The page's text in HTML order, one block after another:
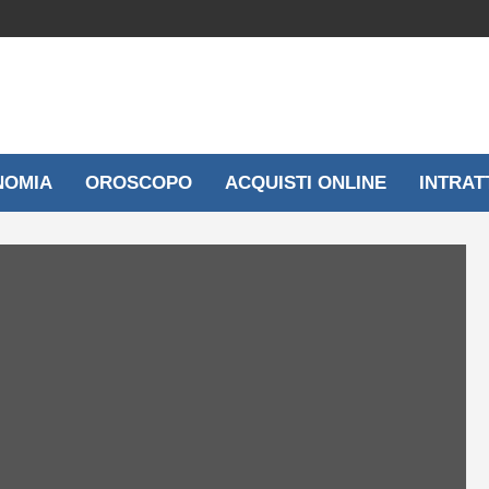
OROSCOPO ACQUISTI ONLINE